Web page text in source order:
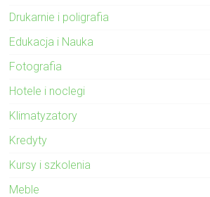
Drukarnie i poligrafia
Edukacja i Nauka
Fotografia
Hotele i noclegi
Klimatyzatory
Kredyty
Kursy i szkolenia
Meble